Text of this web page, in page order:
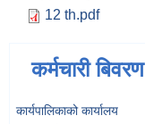
12 th.pdf
कर्मचारी बिवरण
कार्यपालिकाको कार्यालय